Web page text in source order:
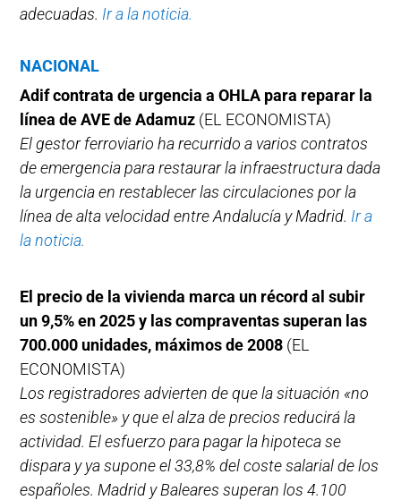
adecuadas. Ir a la noticia.
NACIONAL
Adif contrata de urgencia a OHLA para reparar la
línea de AVE de Adamuz (EL ECONOMISTA)
El gestor ferroviario ha recurrido a varios contratos
de emergencia para restaurar la infraestructura dada
la urgencia en restablecer las circulaciones por la
línea de alta velocidad entre Andalucía y Madrid. Ir a
la noticia.
El precio de la vivienda marca un récord al subir
un 9,5% en 2025 y las compraventas superan las
700.000 unidades, máximos de 2008 (EL
ECONOMISTA)
Los registradores advierten de que la situación «no
es sostenible» y que el alza de precios reducirá la
actividad. El esfuerzo para pagar la hipoteca se
dispara y ya supone el 33,8% del coste salarial de los
españoles. Madrid y Baleares superan los 4.100